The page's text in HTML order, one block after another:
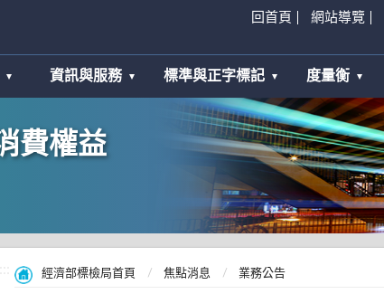
回首頁 網站導覽
資訊與服務 標準與正字標記 度量衡
費權益
經濟部標檢局首頁 焦點消息 業務公告